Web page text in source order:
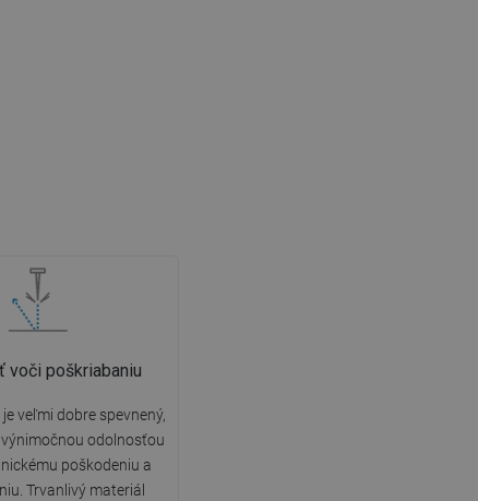
voči poškriabaniu
veľmi dobre spevnený,
odolnosťou
poškodeniu a
Trvanlivý materiál